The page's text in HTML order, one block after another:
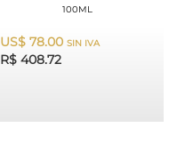
100ML
US$ 78.00 SIN IVA
R$ 408.72